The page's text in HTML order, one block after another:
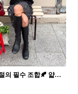
다가오는 계절의 필수 조합🍂 얇은 가디건+스커트 조합으로 가을 여신 완성하기🤎✨